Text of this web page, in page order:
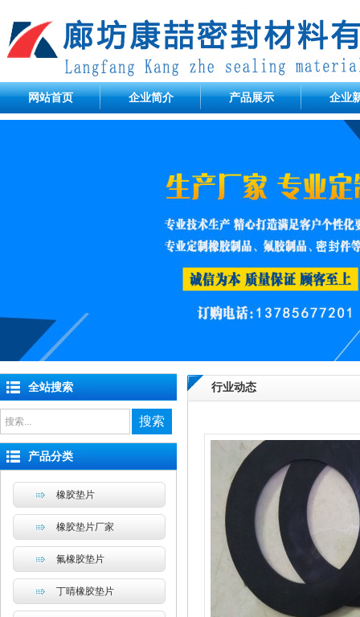
网站首页 企业简介 产品展示 企业
行业动态
全站搜索
搜索
产品分类
橡胶垫片
橡胶垫片厂家
氟橡胶垫片
丁晴橡胶垫片